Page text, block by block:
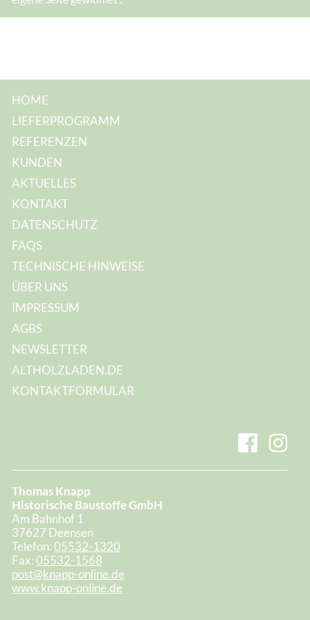
-
e
:
HOME
LIEFERPROGRAMM
REFERENZEN
KUNDEN
AKTUELLES
KONTAKT
DATENSCHUTZ
FAQS
TECHNISCHE HINWEISE
ÜBER UNS
IMPRESSUM
AGBS
NEWSLETTER
ALTHOLZLADEN.DE
KONTAKTFORMULAR
Thomas Knapp
Historische Baustoffe GmbH
Am Bahnhof 1
37627 Deensen
Telefon:05532-1320
Fax:05532-1568
post@knapp-online.de
www.knapp-online.de